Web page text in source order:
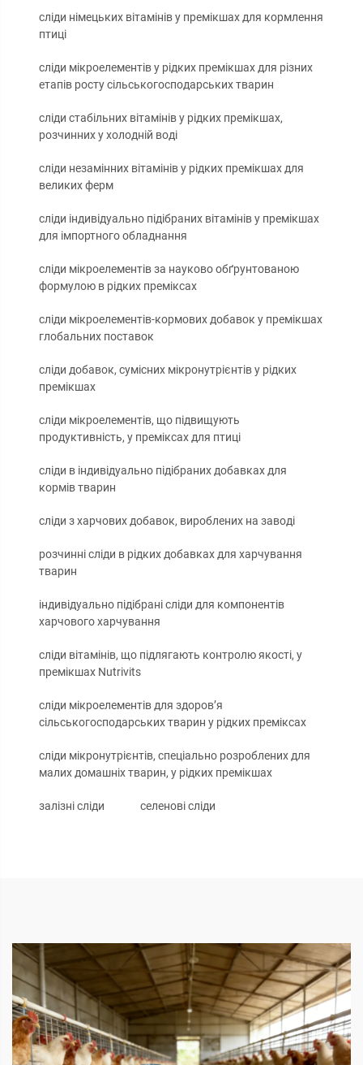
сліди німецьких вітамінів у премікшах для кормлення
птиці
сліди мікроелементів у рідких премікшах для різних
етапів росту сільськогосподарських тварин
сліди стабільних вітамінів у рідких премікшах,
розчинних у холодній воді
сліди незамінних вітамінів у рідких премікшах для
великих ферм
сліди індивідуально підібраних вітамінів у премікшах
для імпортного обладнання
сліди мікроелементів за науково обґрунтованою
формулою в рідких преміксах
сліди мікроелементів-кормових добавок у премікшах
глобальних поставок
сліди добавок, сумісних мікронутрієнтів у рідких
премікшах
сліди мікроелементів, що підвищують
продуктивність, у преміксах для птиці
сліди в індивідуально підібраних добавках для
кормів тварин
сліди з харчових добавок, вироблених на заводі
розчинні сліди в рідких добавках для харчування
тварин
індивідуально підібрані сліди для компонентів
харчового харчування
сліди вітамінів, що підлягають контролю якості, у
премікшах Nutrivits
сліди мікроелементів для здоров’я
сільськогосподарських тварин у рідких преміксах
сліди мікронутрієнтів, спеціально розроблених для
малих домашніх тварин, у рідких премікшах
залізні сліди селенові сліди